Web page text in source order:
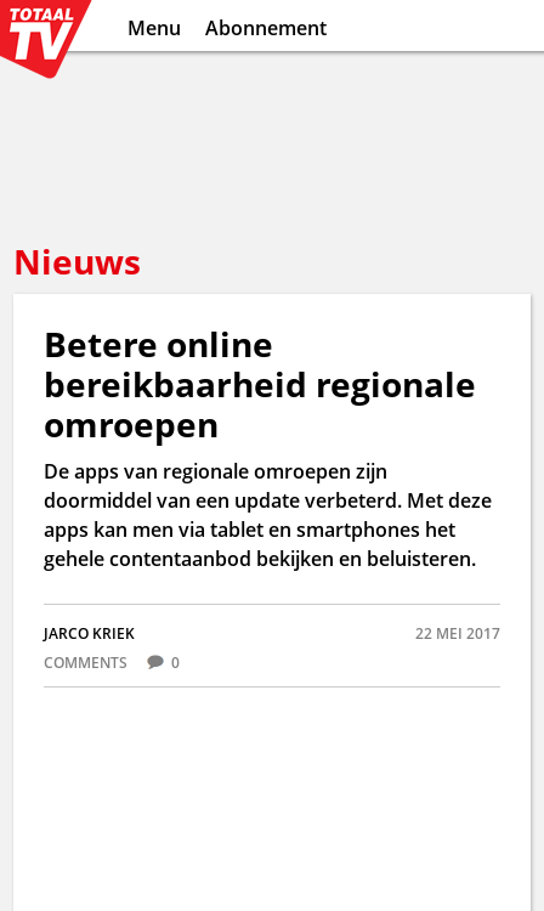
Menu Abonnement
Nieuws
Betere online
bereikbaarheid regionale
omroepen
De apps van regionale omroepen zijn
doormiddel van een update verbeterd. Met deze
apps kan men via tablet en smartphones het
gehele contentaanbod bekijken en beluisteren.
JARCO KRIEK
22 MEI 2017
COMMENTS
0